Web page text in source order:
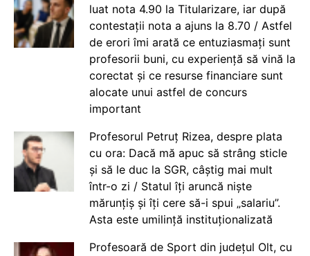
luat nota 4.90 la Titularizare, iar după
contestații nota a ajuns la 8.70 / Astfel
de erori îmi arată ce entuziasmați sunt
profesorii buni, cu experiență să vină la
corectat și ce resurse financiare sunt
alocate unui astfel de concurs
important
Profesorul Petruț Rizea, despre plata
cu ora: Dacă mă apuc să strâng sticle
și să le duc la SGR, câștig mai mult
într-o zi / Statul îți aruncă niște
mărunțiș și îți cere să-i spui „salariu”.
Asta este umilință instituționalizată
Profesoară de Sport din județul Olt, cu